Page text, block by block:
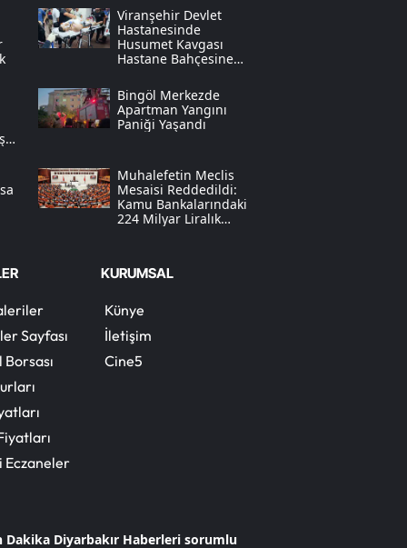
Şırnak
Bartın
Ardahan
Yalova
Karabük
Düzce
Viranşehir Devlet
Hastanesinde
Husumet Kavgası
Hastane Bahçesine
Bingöl Merkezde
Apartman Yangını
Paniği Yaşandı
Muhalefetin Meclis
Mesaisi Reddedildi:
Kamu Bankalarındaki
224 Milyar Liralık
Sayfası
Eczaneler
KURUMSAL
Künye
İletişim
Cine5
Dakika Diyarbakır Haberleri sorumlu